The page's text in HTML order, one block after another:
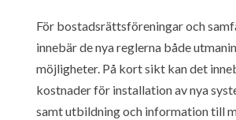
För bostadsrättsföreningar och
innebär de nya reglerna både
möjligheter. På kort sikt kan det
kostnader för installation av nya
samt utbildning och information till